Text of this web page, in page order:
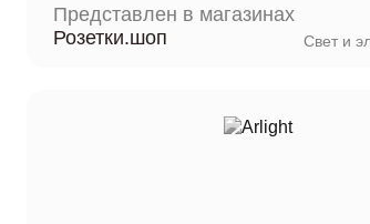
Представлен в магазинах
Розетки.шоп
Свет и